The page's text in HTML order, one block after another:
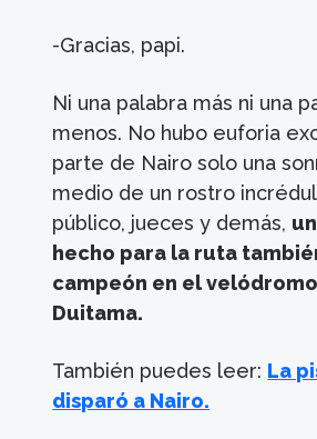
-Gracias, papi.
Ni una palabra más ni una
menos. No hubo euforia
parte de Nairo solo una
medio de un rostro
público, jueces y demás,
hecho para la ruta
campeón en el
Duitama.
También puedes leer: La
disparó a Nairo.